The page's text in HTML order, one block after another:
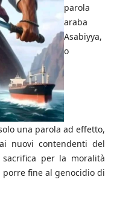
parola
araba
Asabiyya,
o
una parola ad effetto,
nuovi contendenti del
per la moralità
fine al genocidio di